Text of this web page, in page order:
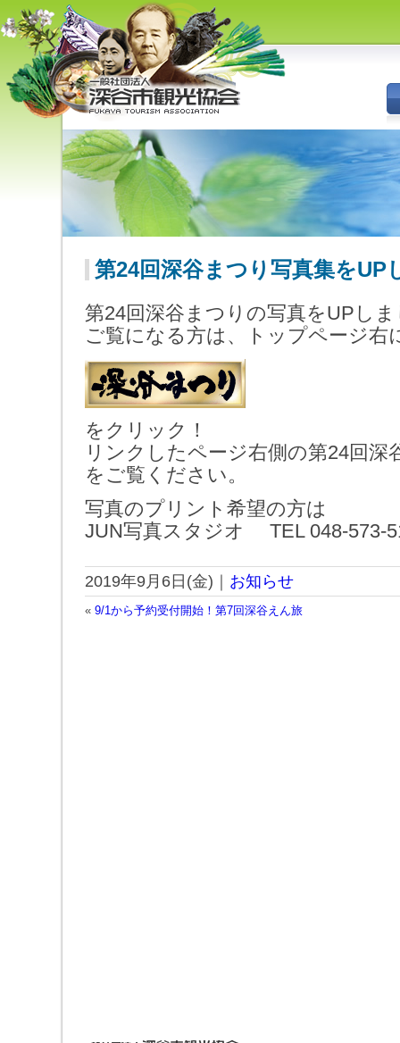
（旧深谷市・岡部町・花園町・
川本町）の観光情報
第24回深谷まつり写真集をUP
第24回深谷まつりの写真をUPし
ご覧になる方は、トップページ右
をクリック！
リンクしたページ右側の第24回深
をご覧ください。
写真のプリント希望の方は
JUN写真スタジオ TEL 048-
2019年9月6日(金)｜ お知らせ
« 9/1から予約受付開始！第7回深谷えん旅